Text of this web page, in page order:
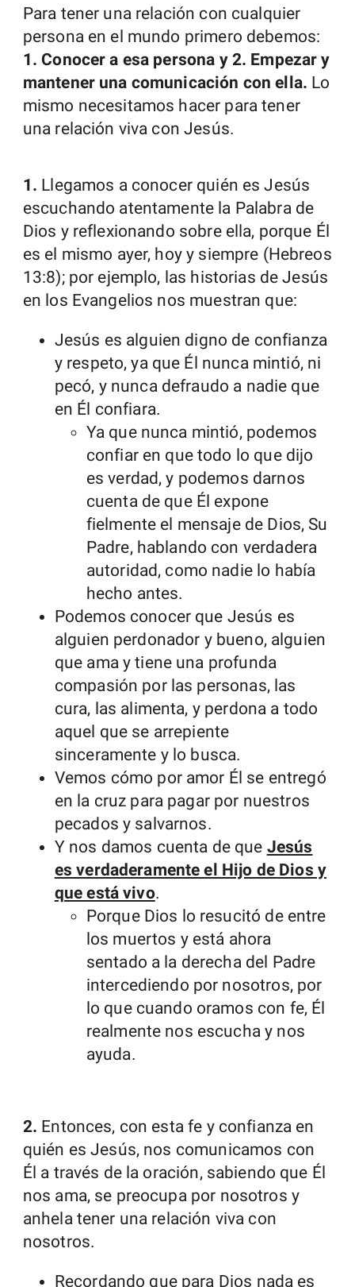
Para tener una relación con cualquier
persona en el mundo primero debemos:
1. Conocer a esa persona y 2. Empezar y
mantener una comunicación con ella. Lo
mismo necesitamos hacer para tener
una relación viva con Jesús.
1. Llegamos a conocer quién es Jesús
escuchando atentamente la Palabra de
Dios y reflexionando sobre ella, porque Él
es el mismo ayer, hoy y siempre (Hebreos
13:8); por ejemplo, las historias de Jesús
en los Evangelios nos muestran que:
Jesús es alguien digno de confianza
y respeto, ya que Él nunca mintió, ni
pecó, y nunca defraudo a nadie que
en Él confiara.
Ya que nunca mintió, podemos
confiar en que todo lo que dijo
es verdad, y podemos darnos
cuenta de que Él expone
fielmente el mensaje de Dios, Su
Padre, hablando con verdadera
autoridad, como nadie lo había
hecho antes.
Podemos conocer que Jesús es
alguien perdonador y bueno, alguien
que ama y tiene una profunda
compasión por las personas, las
cura, las alimenta, y perdona a todo
aquel que se arrepiente
sinceramente y lo busca.
Vemos cómo por amor Él se entregó
en la cruz para pagar por nuestros
pecados y salvarnos.
Y nos damos cuenta de que Jesús
es verdaderamente el Hijo de Dios y
que está vivo.
Porque Dios lo resucitó de entre
los muertos y está ahora
sentado a la derecha del Padre
intercediendo por nosotros, por
lo que cuando oramos con fe, Él
realmente nos escucha y nos
ayuda.
2. Entonces, con esta fe y confianza en
quién es Jesús, nos comunicamos con
Él a través de la oración, sabiendo que Él
nos ama, se preocupa por nosotros y
anhela tener una relación viva con
nosotros.
Recordando que para Dios nada es